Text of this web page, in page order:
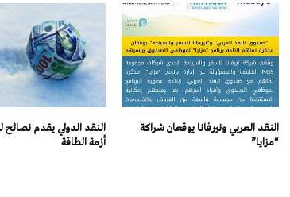
النقد العربي ونيرفانا يوقعان شراكة
“مزايا”
النقد الدولي يقدم نصائح
أزمة الطاقة